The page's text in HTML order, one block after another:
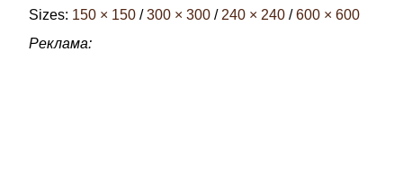
Sizes: 150 × 150 / 300 × 300 / 240 × 240 / 600 × 600
Реклама: